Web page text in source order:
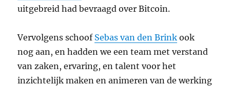
uitgebreid had bevraagd over Bitcoin.
Vervolgens schoof Sebas van den Brink ook
nog aan, en hadden we een team met verstand
van zaken, ervaring, en talent voor het
inzichtelijk maken en animeren van de werking